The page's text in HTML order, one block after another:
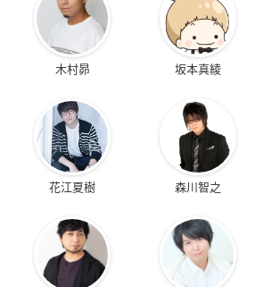
木村昴 坂本真綾
花江夏樹 森川智之